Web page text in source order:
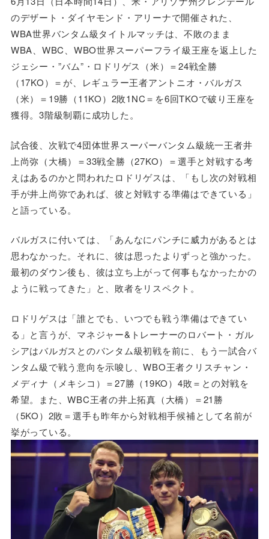
のデザート・ダイヤモンド・アリーナで開催された、
WBA世界バンタム級タイトルマッチは、不敗のまま
WBA、WBC、WBO世界スーパーフライ級王座を返上した
ジェシー・”バム”・ロドリゲス（米）＝24戦全勝
（17KO）＝が、レギュラー王者アントニオ・バルガス
（米）＝19勝（11KO）2敗1NC＝を6回TKOで破り王座を
獲得。3階級制覇に成功した。
試合後、次戦で4団体世界スーパーバンタム級統一王者井
上尚弥（大橋）＝33戦全勝（27KO）＝選手と対戦する考
えはあるのかと問われたロドリゲスは、「もし次の対戦相
手が井上尚弥であれば、彼と対戦する準備はできている」
と語っている。
バルガスに付いては、「あんなにパンチに威力があるとは
思わなかった。それに、彼は思ったよりずっと強かった。
最初のダウン後も、彼は立ち上がって何事もなかったかの
ように戦ってきた」と、敗者をリスペクト。
ロドリゲスは「誰とでも、いつでも戦う準備はできてい
る」と言うが、マネジャー&トレーナーのロバート・ガル
シアはバルガスとのバンタム級初戦を前に、もう一試合バ
ンタム級で戦う意向を示唆し、WBO王者クリスチャン・
メディナ（メキシコ）＝27勝（19KO）4敗＝との対戦を
希望。また、WBC王者の井上拓真（大橋）＝21勝
（5KO）2敗＝選手も昨年から対戦相手候補として名前が
挙がっている。